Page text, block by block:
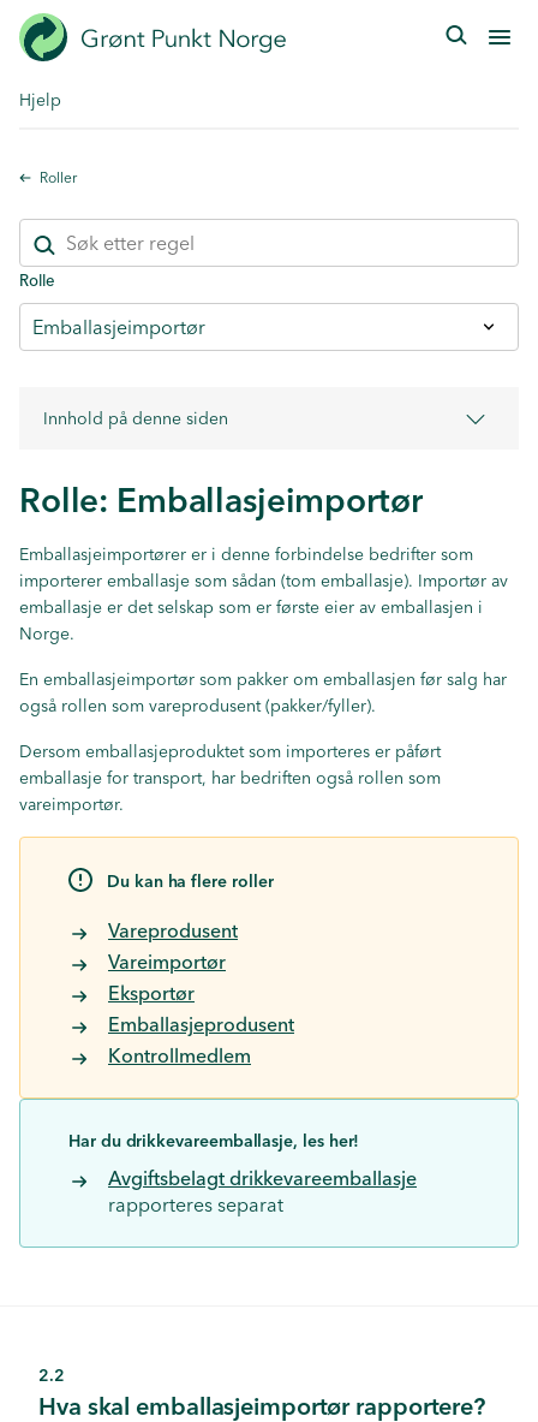
Hopp
til
Hjelp
Roller
Rolle
Innhold på denne siden
Rolle: Emballasjeimportør
Emballasjeimportører er i denne forbindelse bedrifter som
importerer emballasje som sådan (tom emballasje). Importør av
emballasje er det selskap som er første eier av emballasjen i
Norge.
En emballasjeimportør som pakker om emballasjen før salg har
også rollen som vareprodusent (pakker/fyller).
Dersom emballasjeproduktet som importeres er påført
emballasje for transport, har bedriften også rollen som
vareimportør.
Du kan ha flere roller
Vareprodusent
Vareimportør
Eksportør
Emballasjeprodusent
Kontrollmedlem
Har du drikkevareemballasje, les her!
Avgiftsbelagt drikkevareemballasje
rapporteres separat
2.2
Hva skal emballasjeimportør rapportere?